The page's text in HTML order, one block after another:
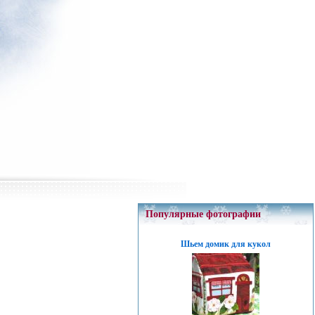
Популярные фотографии
Шьем домик для кукол